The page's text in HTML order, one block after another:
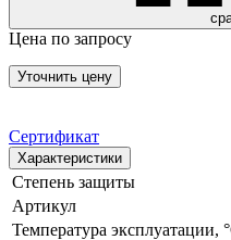
Цена по запросу
Уточнить цену
Сертификат
Характеристики
Степень защиты
Артикул
Температура эксплуатации,